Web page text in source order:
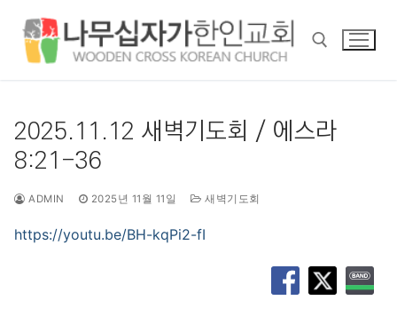
2025.11.12 새벽기도회 / 에스라
8:21-36
ADMIN 2025년 11월 11일 새벽기도회
https://youtu.be/BH-kqPi2-fI